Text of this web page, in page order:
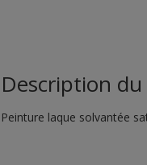
Description
Peinture laque solvantée